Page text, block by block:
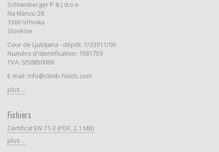
Schlamberger P & J d.o.o
Na Klancu 28
1360 Vrhnika
Slovénie
Cour de Ljubljana - dépôt: 1/33911/00
Numéro d'identification: 1581759
TVA: SI58850066
E-mail: info@climb-holds.com
plus ...
Fichiers
Certificat EN 71-3 (PDF, 2.1 MB)
plus ...